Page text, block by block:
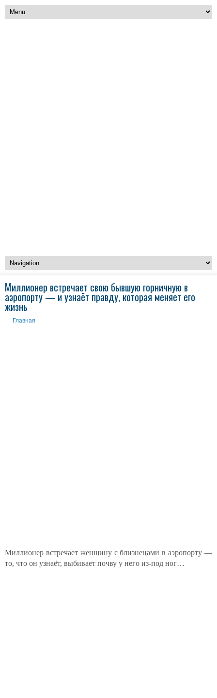
Миллионер встречает свою бывшую горничную в
аэропорту — и узнаёт правду, которая меняет его
жизнь
Главная
Миллионер встречает женщину с близнецами в аэропорту —
то, что он узнаёт, выбивает почву у него из-под ног…